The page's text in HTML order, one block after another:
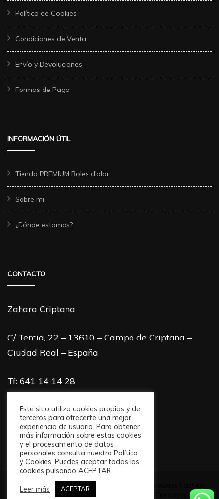
Política de Cookies
Condiciones de Venta
Envío y Devoluciones
Formas de Pago
INFORMACIÓN ÚTIL
Tienda PREMIUM Boles d’olor
Sobre mi
¿Dónde estamos?
CONTACTO
Zahara Criptana
C/ Tercia, 22 – 13610 – Campo de Criptana –
Ciudad Real – España
Tf: 641 14 14 28
info@zaharacriptana.com
© Copyright 2026. Todos los derechos reservados
Diva | Desarrollado por
. Funciona con
Este sitio utiliza cookies propias y de
terceros para ofrecerte una mejor
experiencia de usuario. Para obtener
más información sobre estas cookies
y el procesamiento de datos
personales consulta nuestra Política
y Cookies. Puedes aceptar todas las
cookies pulsando ACEPTAR.
Leer más
ACEPTAR